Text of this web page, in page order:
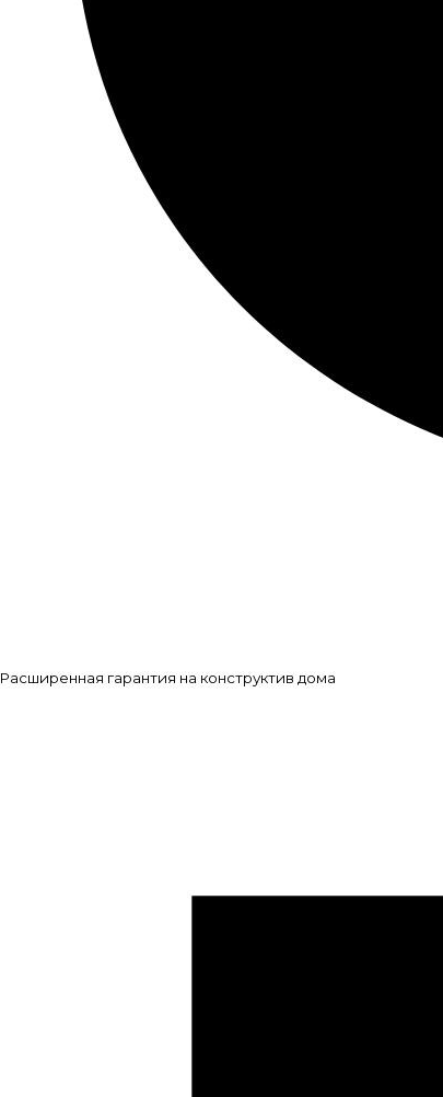
Расширенная гарантия на конструктив дома